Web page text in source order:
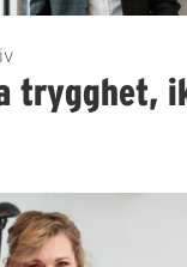
trygghet,